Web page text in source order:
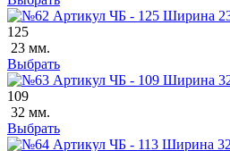
125
23 мм.
Выбрать
109
32 мм.
Выбрать